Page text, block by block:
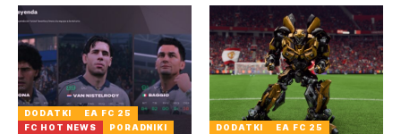
DODATKI
EA FC 25
FC HOT NEWS
PORADNIKI DODATKI EA FC 25